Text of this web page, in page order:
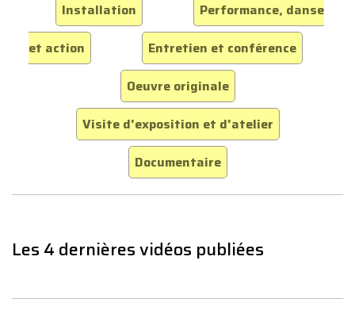
Installation
Performance, danse
et action
Entretien et conférence
Oeuvre originale
Visite d'exposition et d'atelier
Documentaire
Les 4 dernières vidéos publiées